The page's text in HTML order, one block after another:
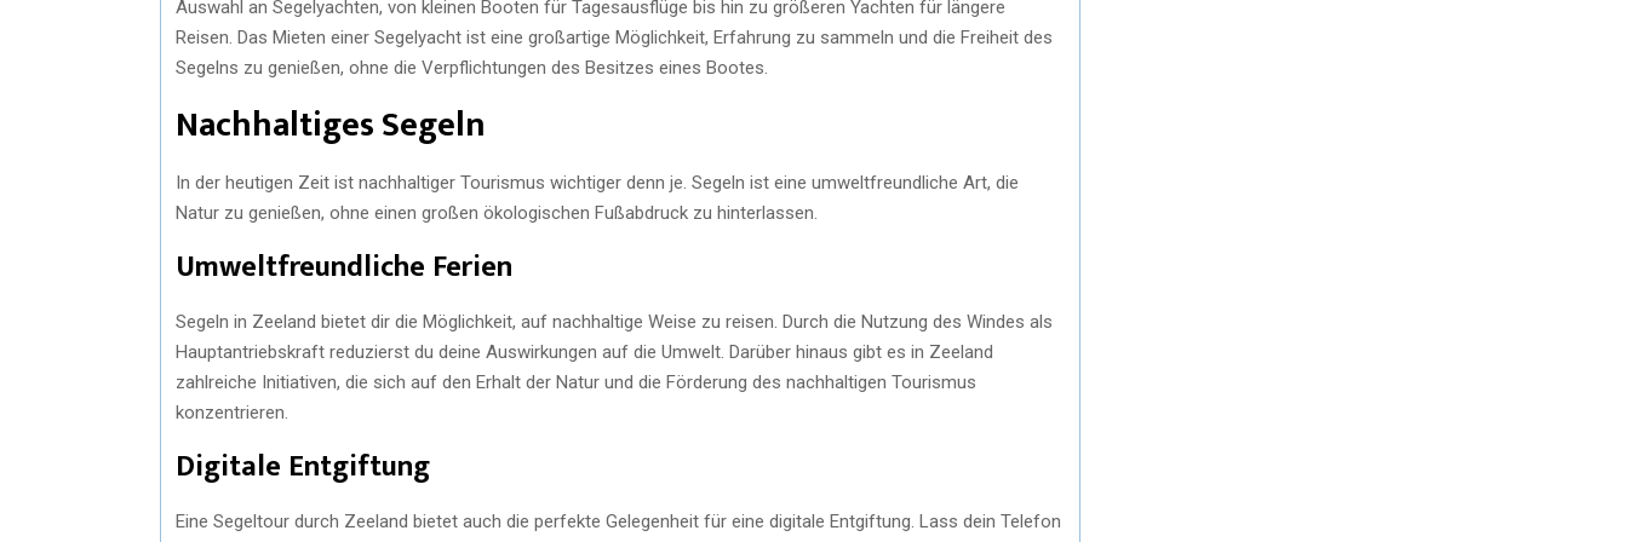
Auswahl an Segelyachten, von kleinen Booten für Tagesausflüge bis hin zu größeren Yachten für längere
Reisen. Das Mieten einer Segelyacht ist eine großartige Möglichkeit, Erfahrung zu sammeln und die Freiheit des
Segelns zu genießen, ohne die Verpflichtungen des Besitzes eines Bootes.
Nachhaltiges Segeln
In der heutigen Zeit ist nachhaltiger Tourismus wichtiger denn je. Segeln ist eine umweltfreundliche Art, die
Natur zu genießen, ohne einen großen ökologischen Fußabdruck zu hinterlassen.
Umweltfreundliche Ferien
Segeln in Zeeland bietet dir die Möglichkeit, auf nachhaltige Weise zu reisen. Durch die Nutzung des Windes als
Hauptantriebskraft reduzierst du deine Auswirkungen auf die Umwelt. Darüber hinaus gibt es in Zeeland
zahlreiche Initiativen, die sich auf den Erhalt der Natur und die Förderung des nachhaltigen Tourismus
konzentrieren.
Digitale Entgiftung
Eine Segeltour durch Zeeland bietet auch die perfekte Gelegenheit für eine digitale Entgiftung. Lass dein Telefon